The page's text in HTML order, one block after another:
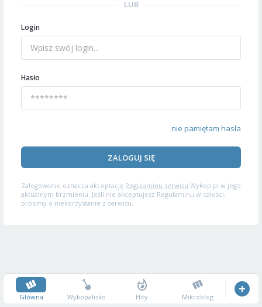
LUB
Login
Hasło
nie pamiętam hasła
ZALOGUJ SIĘ
Zalogowanie oznacza akceptację Regulaminu serwisu Wykop.pl w jego
aktualnym brzmieniu. Jeśli nie akceptujesz Regulaminu w całości,
prosimy o niekorzystanie z serwisu.
Główna Wykopalisko Hity Mikroblog